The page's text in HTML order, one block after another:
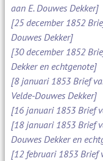
aan E. Douwes Dekker]
[25 december 1852
Douwes Dekker]
[30 december 1852
Dekker en echtgenote]
[8 januari 1853 Brief
Velde-Douwes Dekker]
[16 januari 1853 Brief
[18 januari 1853 Brief
Douwes Dekker en
[12 februari 1853 Brief